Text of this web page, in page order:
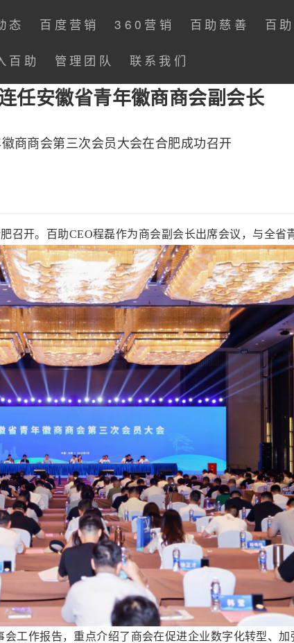
态 百度营销 360营销 百助慈善 百
百助 管理团队 联系我们
任安徽省青年徽商商会副会长
商商会第三次会员大会在合肥成功召开
开。百助CEO程磊作为商会副会长出席会议，与全省
作报告，重点介绍了商会在促进企业数字化转型、加